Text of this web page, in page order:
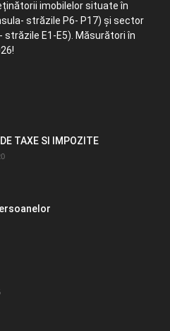
imobilelor situate în
străzile P6- P17) și sector
străzile E1-E5). Măsurători în
TAXE SI IMPOZITE